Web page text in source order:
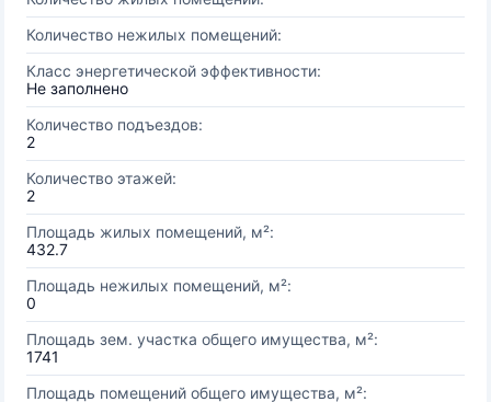
Количество нежилых помещений:
Класс энергетической эффективности:
Не заполнено
Количество подъездов:
2
Количество этажей:
2
Площадь жилых помещений, м²:
432.7
Площадь нежилых помещений, м²:
0
Площадь зем. участка общего имущества, м²:
1741
Площадь помещений общего имущества, м²: